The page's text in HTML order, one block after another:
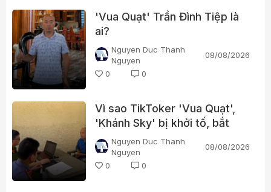
'Vua Quạt' Trần Đình Tiệp là
ai?
Nguyen Duc Thanh
Nguyen
08/08/2026
0
0
Vì sao TikToker 'Vua Quạt',
'Khánh Sky' bị khởi tố, bắt
tạm giam?
Nguyen Duc Thanh
Nguyen
08/08/2026
0
0